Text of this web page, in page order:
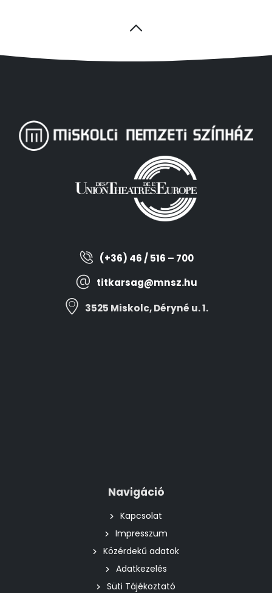
(+36) 46 / 516 – 700
titkarsag@mnsz.hu
3525 Miskolc, Déryné u. 1.
Navigáció
Kapcsolat
Impresszum
Közérdekű adatok
Adatkezelés
Süti Tájékoztató